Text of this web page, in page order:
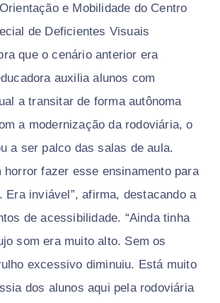
e Mobilidade do Centro
de Deficientes Visuais
que o cenário anterior era
auxilia alunos com
a transitar de forma autônoma
a modernização da rodoviária, o
a ser palco das salas de aula.
horror fazer esse ensinamento para
Era inviável”, afirma, destacando a
de acessibilidade. “Ainda tinha
som era muito alto. Sem os
excessivo diminuiu. Está muito
dos alunos aqui pela rodoviária